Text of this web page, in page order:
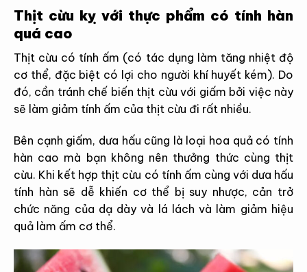
Thịt cừu kỵ với thực phẩm có tính hàn
quá cao
Thịt cừu có tính ấm (có tác dụng làm tăng nhiệt độ
cơ thể, đặc biệt có lợi cho người khí huyết kém). Do
đó, cần tránh chế biến thịt cừu với giấm bởi việc này
sẽ làm giảm tính ấm của thịt cừu đi rất nhiều.
Bên cạnh giấm, dưa hấu cũng là loại hoa quả có tính
hàn cao mà bạn không nên thưởng thức cùng thịt
cừu. Khi kết hợp thịt cừu có tính ấm cùng với dưa hấu
tính hàn sẽ dễ khiến cơ thể bị suy nhược, cản trở
chức năng của dạ dày và lá lách và làm giảm hiệu
quả làm ấm cơ thể.